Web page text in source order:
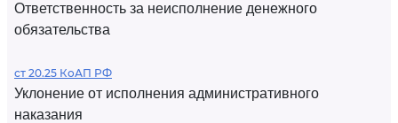
Ответственность за неисполнение денежного
обязательства
ст 20.25 КоАП РФ
Уклонение от исполнения административного
наказания